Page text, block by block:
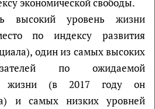
высокий уровень жизни
по индексу развития
один из самых высоких
по ожидаемой
жизни (в 2017 году он
и самых низких уровней